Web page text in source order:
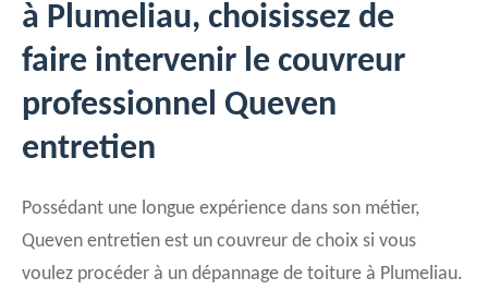
à Plumeliau, choisissez de
faire intervenir le couvreur
professionnel Queven
entretien
Possédant une longue expérience dans son métier,
Queven entretien est un couvreur de choix si vous
voulez procéder à un dépannage de toiture à Plumeliau.